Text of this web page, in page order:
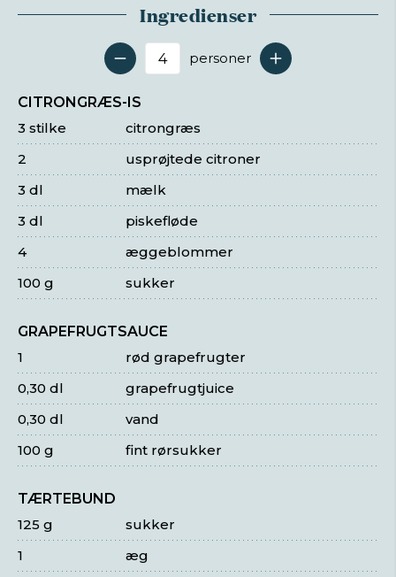
Ingredienser
Antal serveringer
personer
CITRONGRÆS-IS
citrongræs
3 stilke
usprøjtede citroner
2
mælk
3 dl
piskefløde
3 dl
æggeblommer
4
sukker
100 g
GRAPEFRUGTSAUCE
rød grapefrugter
1
grapefrugtjuice
0,30 dl
vand
0,30 dl
fint rørsukker
100 g
TÆRTEBUND
sukker
125 g
æg
1